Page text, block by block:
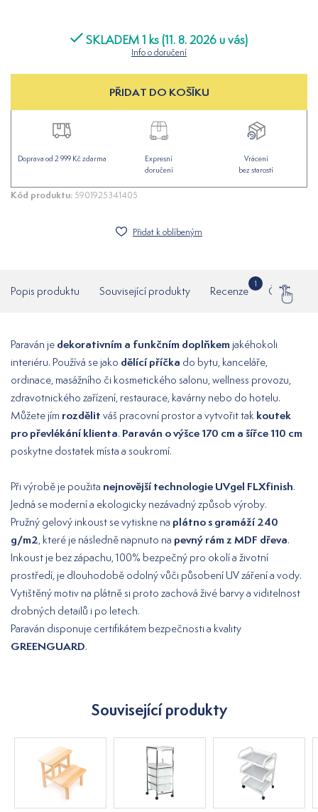
SKLADEM 1 ks (11. 8. 2026 u vás)
Info o doručení
PŘIDAT DO KOŠÍKU
Doprava od 2 999 Kč zdarma
Expresní
doručení
Vrácení
bez starostí
Kód produktu: 5901925341405
Přidat k oblíbeným
Popis produktu Související produkty Recenze
1
Často
Paraván je dekorativním a funkčním doplňkem jakéhokoli
interiéru. Používá se jako dělící příčka do bytu, kanceláře,
ordinace, masážního či kosmetického salonu, wellness provozu,
zdravotnického zařízení, restaurace, kavárny nebo do hotelu.
Můžete jím rozdělit váš pracovní prostor a vytvořit tak koutek
pro převlékání klienta. Paraván o výšce 170 cm a šířce 110 cm
poskytne dostatek místa a soukromí.
Při výrobě je použita nejnovější technologie UVgel FLXfinish.
Jedná se moderní a ekologicky nezávadný způsob výroby.
Pružný gelový inkoust se vytiskne na plátno s gramáží 240
g/m2, které je následně napnuto na pevný rám z MDF dřeva.
Inkoust je bez zápachu, 100% bezpečný pro okolí a životní
prostředí, je dlouhodobě odolný vůči působení UV záření a vody.
Vytištěný motiv na plátně si proto zachová živé barvy a viditelnost
drobných detailů i po letech.
Paraván disponuje certifikátem bezpečnosti a kvality
GREENGUARD.
Související produkty